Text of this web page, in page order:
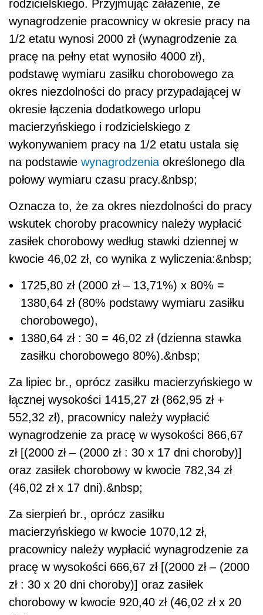
rodzicielskiego. Przyjmując załażenie, że
wynagrodzenie pracownicy w okresie pracy na
1/2 etatu wynosi 2000 zł (wynagrodzenie za
pracę na pełny etat wynosiło 4000 zł),
podstawę wymiaru zasiłku chorobowego za
okres niezdolności do pracy przypadającej w
okresie łączenia dodatkowego urlopu
macierzyńskiego i rodzicielskiego z
wykonywaniem pracy na 1/2 etatu ustala się
na podstawie wynagrodzenia określonego dla
połowy wymiaru czasu pracy.&nbsp;
Oznacza to, że za okres niezdolności do pracy
wskutek choroby pracownicy należy wypłacić
zasiłek chorobowy według stawki dziennej w
kwocie 46,02 zł, co wynika z wyliczenia:&nbsp;
1725,80 zł (2000 zł – 13,71%) x 80% =
1380,64 zł (80% podstawy wymiaru zasiłku
chorobowego),
1380,64 zł : 30 = 46,02 zł (dzienna stawka
zasiłku chorobowego 80%).&nbsp;
Za lipiec br., oprócz zasiłku macierzyńskiego w
łącznej wysokości 1415,27 zł (862,95 zł +
552,32 zł), pracownicy należy wypłacić
wynagrodzenie za pracę w wysokości 866,67
zł [(2000 zł – (2000 zł : 30 x 17 dni choroby)]
oraz zasiłek chorobowy w kwocie 782,34 zł
(46,02 zł x 17 dni).&nbsp;
Za sierpień br., oprócz zasiłku
macierzyńskiego w kwocie 1070,12 zł,
pracownicy należy wypłacić wynagrodzenie za
pracę w wysokości 666,67 zł [(2000 zł – (2000
zł : 30 x 20 dni choroby)] oraz zasiłek
chorobowy w kwocie 920,40 zł (46,02 zł x 20